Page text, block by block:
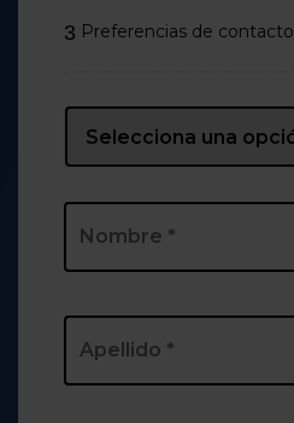
3 Preferencias de contacto
Prefix *
Nombre *